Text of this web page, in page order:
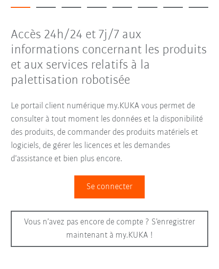
Accès 24h/24 et 7j/7 aux
informations concernant les produits
et aux services relatifs à la
palettisation robotisée
Le portail client numérique my.KUKA vous permet de
consulter à tout moment les données et la disponibilité
des produits, de commander des produits matériels et
logiciels, de gérer les licences et les demandes
d’assistance et bien plus encore.
Se connecter
Vous n’avez pas encore de compte ? S’enregistrer
maintenant à my.KUKA !